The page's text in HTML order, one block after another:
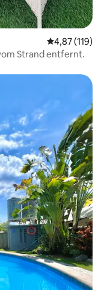
4,87 (119)
Strand entfernt.